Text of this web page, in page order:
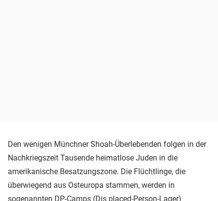
Den wenigen Münchner Shoah-Überlebenden folgen in der
Nachkriegszeit Tausende heimatlose Juden in die
amerikanische Besatzungszone. Die Flüchtlinge, die
überwiegend aus Osteuropa stammen, werden in
sogenannten DP-Camps (Dis placed-Person-Lager)